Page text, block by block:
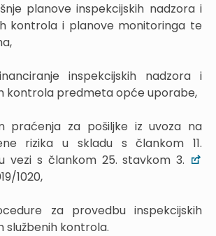
planove inspekcijskih nadzora i
kontrola i planove monitoringa te
inspekcijskih nadzora i
kontrola predmeta opće uporabe,
praćenja za pošiljke iz uvoza na
rizika u skladu s člankom 11.
vezi s člankom 25. stavkom 3.
1020,
za provedbu inspekcijskih
službenih kontrola.